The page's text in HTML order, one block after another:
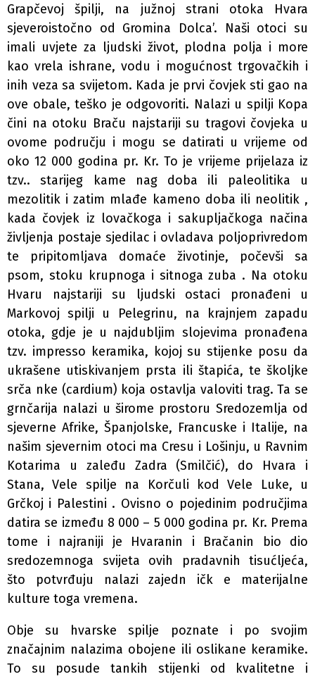
Grapčevoj špilji, na južnoj strani otoka Hvara
sjeveroistočno od Gromina Dolca’. Naši otoci su
imali uvjete za ljudski život, plodna polja i more
kao vrela ishrane, vodu i mogućnost trgovačkih i
inih veza sa svijetom. Kada je prvi čovjek sti­ gao na
ove obale, teško je odgovoriti. Nalazi u spilji Kopa
čini na otoku Braču najstariji su tragovi čovjeka u
ovome području i mogu se datirati u vrijeme od
oko 12 000 godina pr. Kr. To je vrijeme prijelaza iz
tzv.. starijeg kame­ nag doba ili paleolitika u
mezolitik i zatim mlađe kameno doba ili neolitik ,
kada čovjek iz lovačkoga i sakupljačkoga načina
življenja postaje sjedilac i ovladava poljoprivredom
te pripitomljava domaće životinje, počevši sa
psom, stoku krupnoga i sitnoga zuba . Na otoku
Hvaru najstariji su ljudski ostaci pronađeni u
Markovoj spilji u Pelegrinu, na krajnjem zapadu
otoka, gdje je u najdubljim slojevima pronađena
tzv. impresso keramika, kojoj su stijenke posu­ da
ukrašene utiskivanjem prsta ili štapića, te školjke
srča­ nke (cardium) koja ostavlja valoviti trag. Ta se
grnčarija nalazi u širome prostoru Sredozemlja od
sjeverne Afrike, Španjolske, Francuske i Italije, na
našim sjevernim otoci­ ma Cresu i Lošinju, u Ravnim
Kotarima u zaleđu Zadra (Smilčić), do Hvara i
Stana, Vele spilje na Korčuli kod Vele Luke, u
Grčkoj i Palestini . Ovisno o pojedinim područjima
datira se između 8 000 – 5 000 godina pr. Kr. Prema
tome i najraniji je Hvaranin i Bračanin bio dio
sredozemnoga svijeta ovih pradavnih tisućljeća,
što potvrđuju nalazi zajedn ičk e materijalne
kulture toga vremena.
Obje su hvarske spilje poznate i po svojim
značajnim nalazima obojene ili oslikane keramike.
To su posude tankih stijenki od kvalitetne i